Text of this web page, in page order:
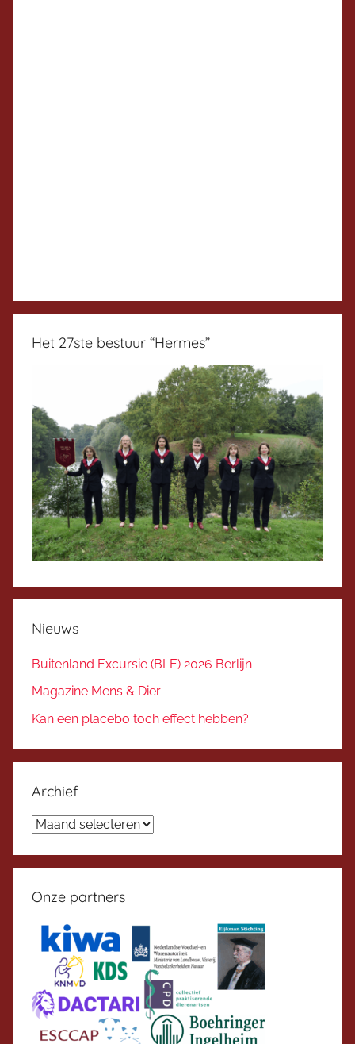
Het 27ste bestuur “Hermes”
Nieuws
Buitenland Excursie (BLE) 2026 Berlijn
Magazine Mens & Dier
Kan een placebo toch effect hebben?
Archief
Archief
Onze partners